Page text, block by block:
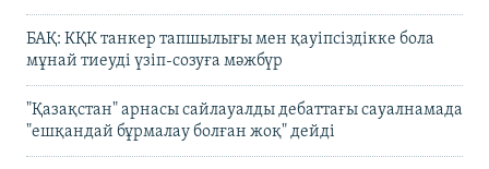
БАҚ: КҚК танкер тапшылығы мен қауіпсіздікке бола
мұнай тиеуді үзіп-созуға мәжбүр
"Қазақстан" арнасы сайлауалды дебаттағы сауалнамада
"ешқандай бұрмалау болған жоқ" дейді